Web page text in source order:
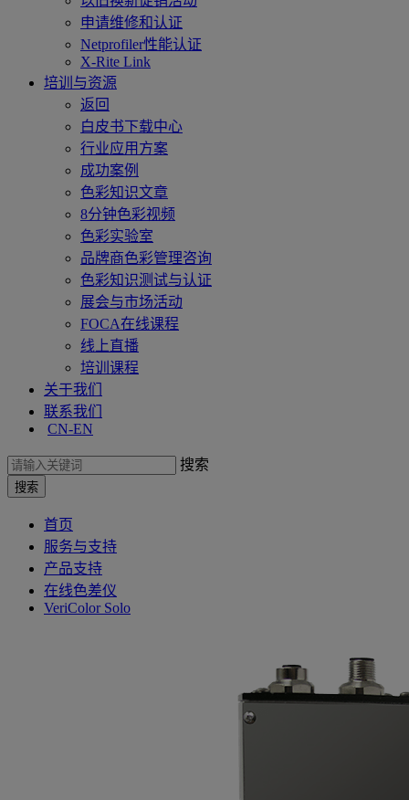
申请维修和认证
Netprofiler性能认证
X-Rite Link
培训与资源
返回
白皮书下载中心
行业应用方案
成功案例
色彩知识文章
8分钟色彩视频
色彩实验室
品牌商色彩管理咨询
色彩知识测试与认证
展会与市场活动
FOCA在线课程
线上直播
培训课程
关于我们
联系我们
CN-EN
搜索
首页
服务与支持
产品支持
在线色差仪
VeriColor Solo